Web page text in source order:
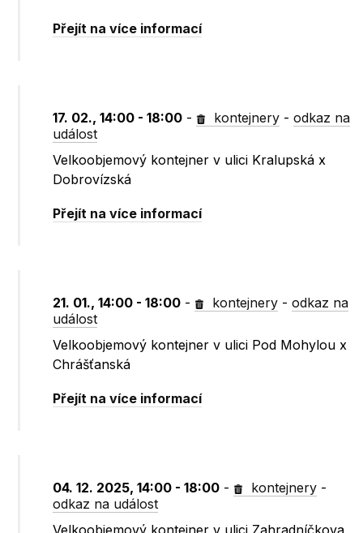
Přejít na více informací
17. 02., 14:00 - 18:00 - kontejnery -odkaz na
událost
Velkoobjemový kontejner v ulici Kralupská x
Dobrovízská
Přejít na více informací
21. 01., 14:00 - 18:00 - kontejnery -odkaz na
událost
Velkoobjemový kontejner v ulici Pod Mohylou x
Chrášťanská
Přejít na více informací
04. 12. 2025, 14:00 - 18:00 - kontejnery -
odkaz na událost
Velkoobjemový kontejner v ulici Zahradníčkova